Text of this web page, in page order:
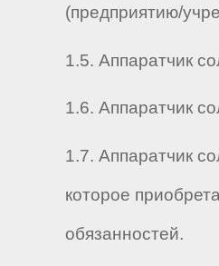
(предприятию/
1.5. Аппаратчик
1.6. Аппаратчик
1.7. Аппаратчик
которое
обязанностей.